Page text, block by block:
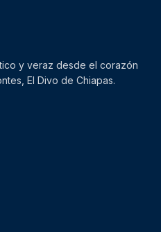
y veraz desde el corazón
El Divo de Chiapas.